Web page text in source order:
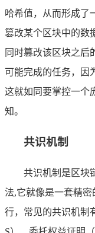
哈希值，从而形成了
篡改某个区块中的数
同时篡改该区块之后
可能完成的任务，因
这就如同要掌控一个
知。
共识机制
共识机制是区块
法,它就像是一套精
行，常见的共识机制